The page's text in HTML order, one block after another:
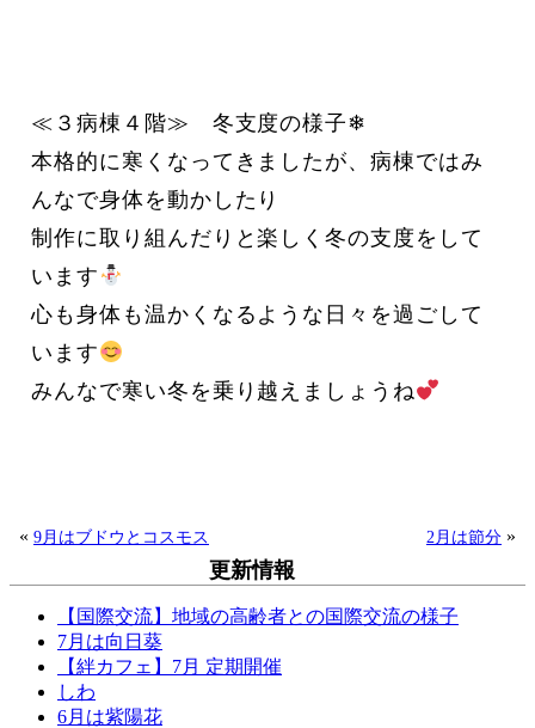
≪３病棟４階≫ 冬支度の様子❄
本格的に寒くなってきましたが、病棟ではみ
んなで身体を動かしたり
制作に取り組んだりと楽しく冬の支度をして
います
心も身体も温かくなるような日々を過ごして
います
みんなで寒い冬を乗り越えましょうね
« 9月はブドウとコスモス 2月は節分 »
更新情報
【国際交流】地域の高齢者との国際交流の様子
7月は向日葵
【絆カフェ】7月 定期開催
しわ
6月は紫陽花